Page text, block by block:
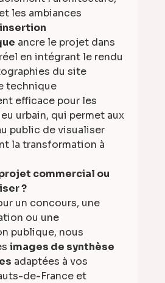
les ambiances
insertion
ancre le projet dans
en intégrant le rendu
du site
technique
efficace pour les
urbain, qui permet aux
public de visualiser
la transformation à
commercial ou
?
un concours, une
ou une
publique, nous
images de synthèse
adaptées à vos
de-France et